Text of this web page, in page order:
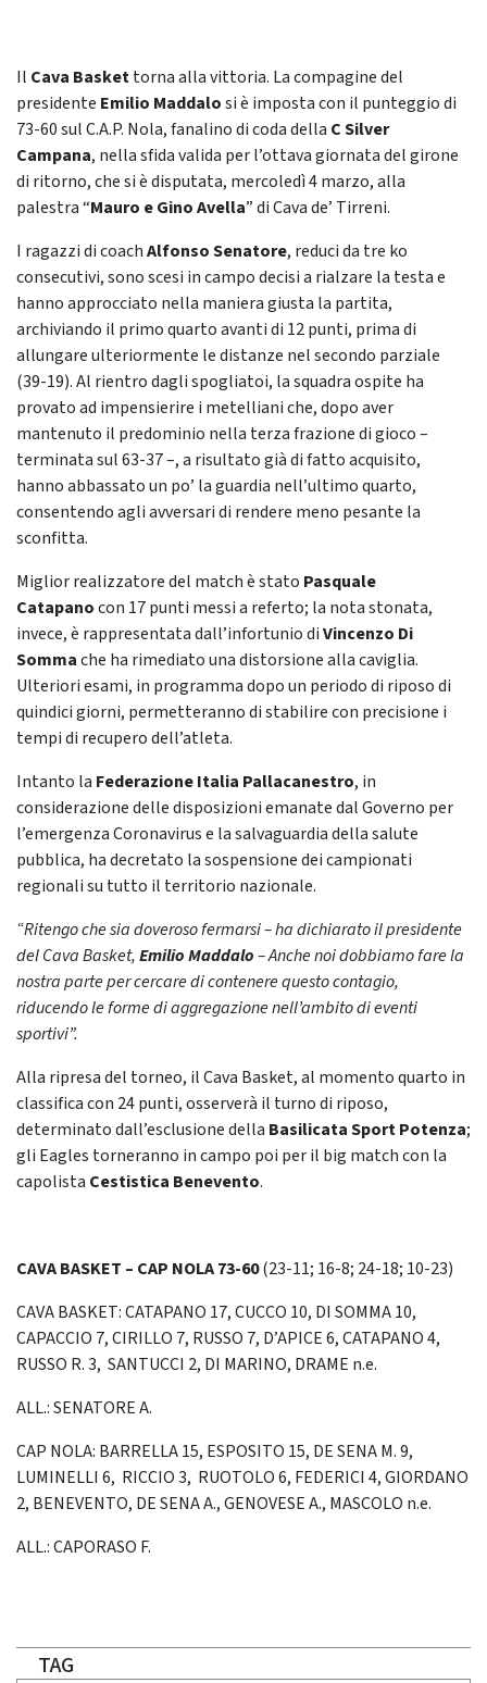
Il Cava Baskettorna alla vittoria. La compagine del
presidente Emilio Maddalosi è imposta con il punteggio di
73-60 sul C.A.P. Nola, fanalino di coda della C Silver
Campana, nella sfida valida per l’ottava giornata del girone
di ritorno, che si è disputata, mercoledì 4 marzo, alla
palestra “Mauro e Gino Avella” di Cava de’ Tirreni.
I ragazzi di coachAlfonso Senatore, reduci da tre ko
consecutivi, sono scesi in campo decisi a rialzare la testa e
hanno approcciato nella maniera giusta la partita,
archiviando il primo quarto avanti di 12 punti, prima di
allungare ulteriormente le distanze nel secondo parziale
(39-19). Al rientro dagli spogliatoi, la squadra ospite ha
provato ad impensierire i metelliani che, dopo aver
mantenuto il predominio nella terza frazione di gioco –
terminata sul 63-37 –, a risultato già di fatto acquisito,
hanno abbassato un po’ la guardia nell’ultimo quarto,
consentendo agli avversari di rendere meno pesante la
sconfitta.
Miglior realizzatore del match è stato Pasquale
Catapanocon 17 punti messi a referto; la nota stonata,
invece, è rappresentata dall’infortunio diVincenzo Di
Sommache ha rimediato una distorsione alla caviglia.
Ulteriori esami, in programma dopo un periodo di riposo di
quindici giorni, permetteranno di stabilire con precisione i
tempi di recupero dell’atleta.
Intanto la Federazione Italia Pallacanestro, in
considerazione delle disposizioni emanate dal Governo per
l’emergenza Coronavirus e la salvaguardia della salute
pubblica, ha decretato la sospensione dei campionati
regionali su tutto il territorio nazionale.
“Ritengo che sia doveroso fermarsi – ha dichiarato il presidente
del Cava Basket,Emilio Maddalo– Anche noi dobbiamo fare la
nostra parte per cercare di contenere questo contagio,
riducendo le forme di aggregazione nell’ambito di eventi
sportivi”.
Alla ripresa del torneo, il Cava Basket, al momento quarto in
classifica con 24 punti, osserverà il turno di riposo,
determinato dall’esclusione della Basilicata Sport Potenza;
gli Eagles torneranno in campo poi per il big match con la
capolista Cestistica Benevento.
CAVA BASKET – CAP NOLA73-60(23-11; 16-8; 24-18; 10-23)
CAVA BASKET: CATAPANO 17, CUCCO 10, DI SOMMA 10,
CAPACCIO 7, CIRILLO 7, RUSSO 7, D’APICE 6, CATAPANO 4,
RUSSO R. 3, SANTUCCI 2, DI MARINO, DRAME n.e.
ALL.: SENATORE A.
CAP NOLA: BARRELLA 15, ESPOSITO 15, DE SENA M. 9,
LUMINELLI 6, RICCIO 3, RUOTOLO 6, FEDERICI 4, GIORDANO
2, BENEVENTO, DE SENA A., GENOVESE A., MASCOLO n.e.
ALL.: CAPORASO F.
TAG